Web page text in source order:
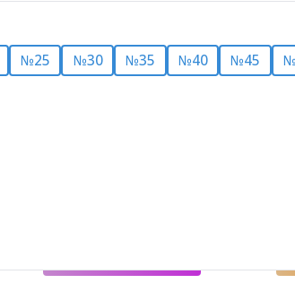
№25 №30 №35 №40 №45